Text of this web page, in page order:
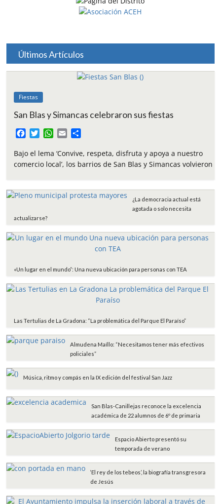
Últimos Artículos
Fiestas
San Blas y Simancas celebraron sus fiestas
c
e
o
i
t
r
W
a
t
p
p
a
i
m
p
t
Bajo el lema ‘Convive, respeta, disfruta y apoya a nuestro
comercio local’, los barrios de San Blas y Simancas volvieron
¿La democracia actual está
agotada o solo necesita
actualizarse?
«Un lugar en el mundo”: Una nueva ubicación para personas con TEA
Las Tertulias de La Gradona: “La problemática del Parque El Paraíso”
Almudena Maíllo: “Necesitamos tener más efectivos
policiales”
Música, ritmo y compás en la IX edición del festival San Jazz
San Blas-Canillejas reconoce la excelencia
académica de 22 alumnos de 6º de primaria
Espacio Abierto presentó su
temporada de verano
‘El rey de los tebeos’, la biografía transgresora
de Jesús